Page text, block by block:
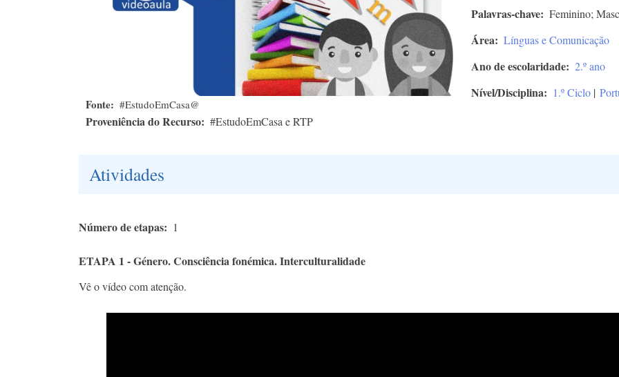
Fonte #EstudoEmCasa@
Proveniência do Recurso #EstudoEmCasa e RTP
Palavras-chave Feminino;
Área Línguas e Comunicação
Ano de escolaridade 2.º ano
Nível/Disciplina 1.º Ciclo |
Atividades
Número de etapas 1
ETAPA 1 - Género. Consciência fonémica. Interculturalidade
Vê o vídeo com atenção.